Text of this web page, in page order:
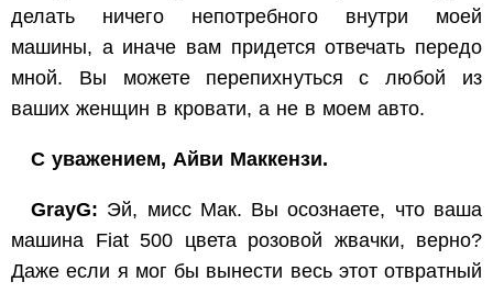
делать ничего непотребного внутри моей
машины, а иначе вам придется отвечать передо
мной. Вы можете перепихнуться с любой из
ваших женщин в кровати, а не в моем авто.
С уважением, Айви Маккензи.
GrayG: Эй, мисс Мак. Вы осознаете, что ваша
машина Fiat 500 цвета розовой жвачки, верно?
Даже если я мог бы вынести весь этот отвратный